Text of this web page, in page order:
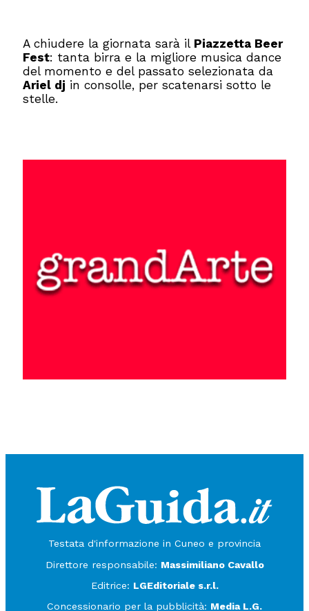
A chiudere la giornata sarà il Piazzetta Beer
Fest: tanta birra e la migliore musica dance
del momento e del passato selezionata da
Ariel dj in consolle, per scatenarsi sotto le
stelle.
Testata d'informazione in Cuneo e provincia
Direttore responsabile: Massimiliano Cavallo
Editrice: LGEditoriale s.r.l.
Concessionario per la pubblicità: Media L.G.